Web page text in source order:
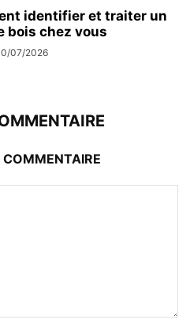
identifier et traiter un
bois chez vous
07/2026
COMMENTAIRE